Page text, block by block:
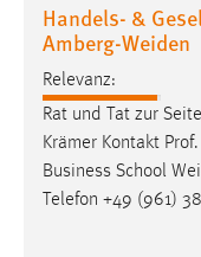
Handels- &
Amberg-Weiden
Relevanz:
Rat und Tat zur
Krämer Kontakt
Business School
Telefon +49 (961)